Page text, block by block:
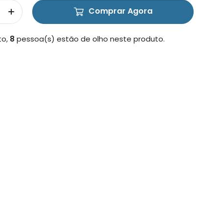
Comprar Agora
8 pessoa(s) estão de olho neste produto.